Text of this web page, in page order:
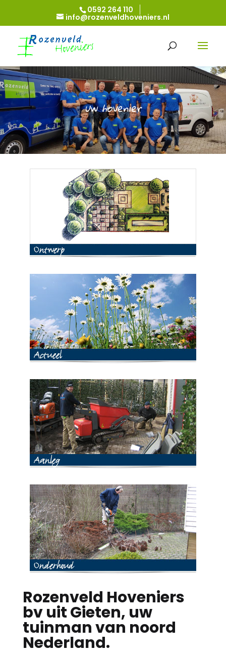
0592 264 110
info@rozenveldhoveniers.nl
uw hovenier
Rozenveld Hoveniers
bv uit Gieten, uw
tuinman van noord
Nederland.